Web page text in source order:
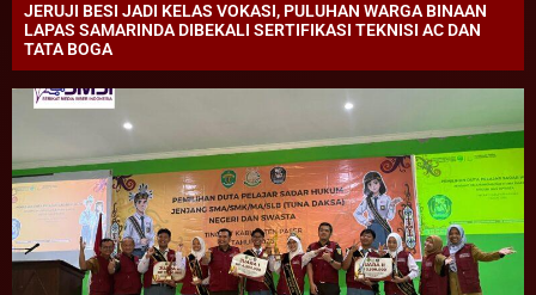
JERUJI BESI JADI KELAS VOKASI, PULUHAN WARGA BINAAN
LAPAS SAMARINDA DIBEKALI SERTIFIKASI TEKNISI AC DAN
TATA BOGA